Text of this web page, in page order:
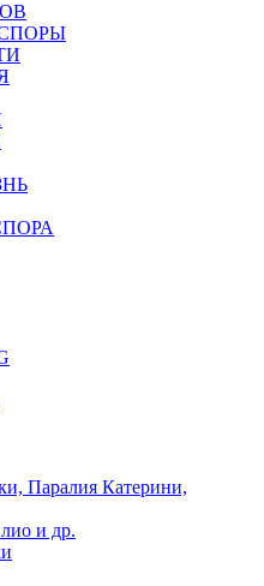
Паралия Катерини,
и др.